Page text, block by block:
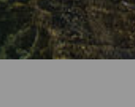
naturali, tra cui questo tipo di
grazie alla loro conformazione,
per usufruirne. Meritano pertanto
e naturale.